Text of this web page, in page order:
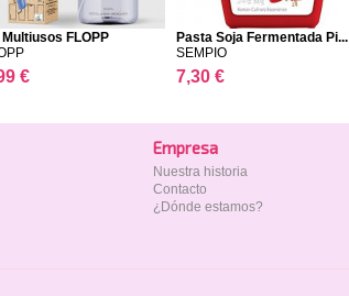
Multiusos FLOPP
€
Pasta Soja Fermentada Pi...
SEMPIO
7,30 €
Empresa
Nuestra historia
Contacto
¿Dónde estamos?